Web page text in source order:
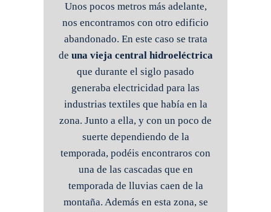
Unos pocos metros más adelante,
nos encontramos con otro edificio
abandonado. En este caso se trata
de una vieja central hidroeléctrica
que durante el siglo pasado
generaba electricidad para las
industrias textiles que había en la
zona. Junto a ella, y con un poco de
suerte dependiendo de la
temporada, podéis encontraros con
una de las cascadas que en
temporada de lluvias caen de la
montaña. Además en esta zona, se